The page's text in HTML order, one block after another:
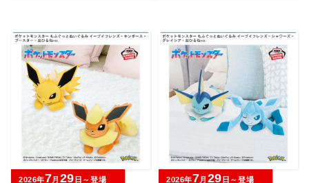
2026年7月 29 日～登場 2026年7月 29 日～登場